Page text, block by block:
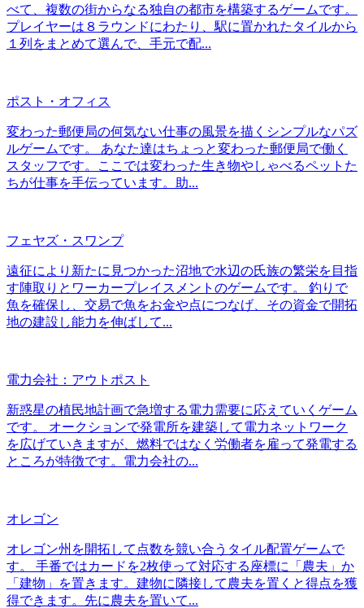
べて、複数の街からなる独自の都市を構築するゲームです。
プレイヤーは８ラウンドにわたり、駅に置かれたタイルから
１列をまとめて選んで、手元で配...
ポスト・オフィス
変わった郵便局の何気ない仕事の風景を描くシンプルなパズ
ルゲームです。 あなた達はちょっと変わった郵便局で働く
スタッフです。ここでは変わった生き物やしゃべるペットた
ちが仕事を手伝っています。助...
フェヤズ・スワンプ
遠征により新たに見つかった沼地で水辺の氏族の繁栄を目指
す陣取りとワーカープレイスメントのゲームです。 釣りで
魚を確保し、交易で魚をお金や点につなげ、その資金で開拓
地の建設し能力を伸ばして...
電力会社：アウトポスト
新惑星の植民地計画で急増する電力需要に応えていくゲーム
です。 オークションで発電所を建築して電力ネットワーク
を広げていきますが、燃料ではなく労働者を雇って発電する
ところが特徴です。電力会社の...
オレゴン
オレゴン州を開拓して点数を競い合うタイル配置ゲームで
す。 手番ではカードを2枚使って対応する座標に「農夫」か
「建物」を置きます。建物に隣接して農夫を置くと得点を獲
得できます。先に農夫を置いて...